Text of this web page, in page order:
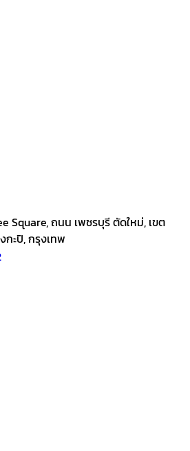
Square, ถนน เพชรบุรี ตัดใหม่, เขต
กะปิ, กรุงเทพ